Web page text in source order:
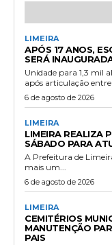
LIMEIRA
APÓS 17 ANOS,
SERÁ
Unidade para 1,3 mil
após articulação entre
6 de agosto de 2026
LIMEIRA
LIMEIRA REALIZA
SÁBADO PARA
A Prefeitura de
mais um...
6 de agosto de 2026
LIMEIRA
CEMITÉRIOS
MANUTENÇÃO
PAIS